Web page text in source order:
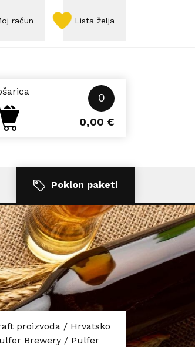
račun Lista želja
0
0,00 €
Poklon paketi
proizvoda/ Hrvatsko
Brewery / Pulfer